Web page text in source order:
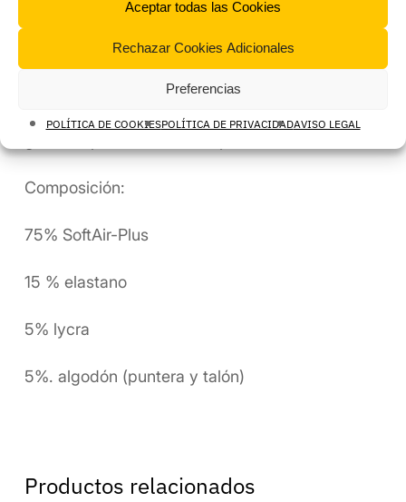
Aceptar todas las Cookies
Rechazar Cookies Adicionales
Preferencias
POLÍTICA DE COOKIESPOLÍTICA DE PRIVACIDADAVISO LEGAL
Gracias a estas fibras tendrás un tacto natural
sedoso al cuerpo. Al ser fibras elásticas te
permite gran libertad de movimientos y una
Composición:
75% SoftAir-Plus
15 % elastano
5% lycra
5%. algodón (puntera y talón)
Productos relacionados